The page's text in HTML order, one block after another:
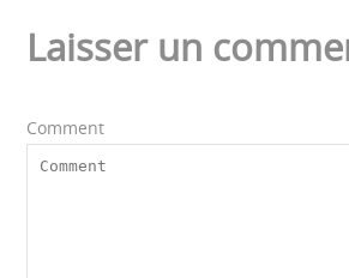
Laisser un
Comment